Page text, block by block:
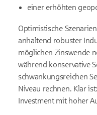
einer erhöhten
Optimistische
anhaltend robuster
möglichen Zinswende
während konservative
schwankungsreichen
Niveau rechnen. Klar
Investment mit hoher